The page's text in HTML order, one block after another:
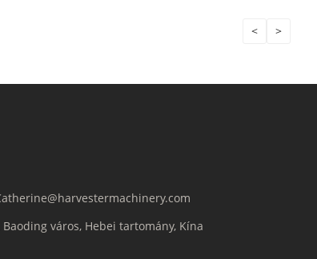
< >
város, Hebei tartomány, Kína